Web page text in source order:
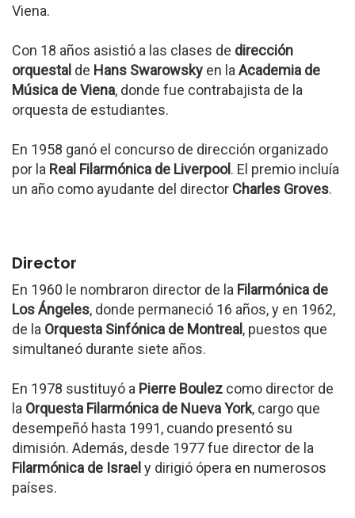
Viena.
Con 18 años asistió a las clases de dirección
orquestal de Hans Swarowsky en la Academia de
Música de Viena, donde fue contrabajista de la
orquesta de estudiantes.
En 1958 ganó el concurso de dirección organizado
por la Real Filarmónica de Liverpool. El premio incluía
un año como ayudante del director Charles Groves.
Director
En 1960 le nombraron director de la Filarmónica de
Los Ángeles, donde permaneció 16 años, y en 1962,
de la Orquesta Sinfónica de Montreal , puestos que
simultaneó durante siete años.
En 1978 sustituyó a Pierre Boulez como director de
la Orquesta Filarmónica de Nueva York, cargo que
desempeñó hasta 1991, cuando presentó su
dimisión. Además, desde 1977 fue director de la
Filarmónica de Israel y dirigió ópera en numerosos
países.